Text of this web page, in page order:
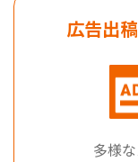
広告出
多様